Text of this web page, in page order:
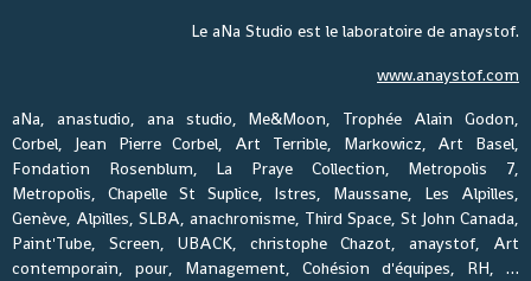
Le aNa Studio est le laboratoire de anaystof.
www.anaystof.com
aNa, anastudio, ana studio, Me&Moon, Trophée Alain Godon,
Corbel, Jean Pierre Corbel, Art Terrible, Markowicz, Art Basel,
Fondation Rosenblum, La Praye Collection, Metropolis 7,
Metropolis, Chapelle St Suplice, Istres, Maussane, Les Alpilles,
Genève, Alpilles, SLBA, anachronisme, Third Space, St John Canada,
Paint'Tube, Screen, UBACK, christophe Chazot, anaystof, Art
contemporain, pour, Management, Cohésion d'équipes, RH, …